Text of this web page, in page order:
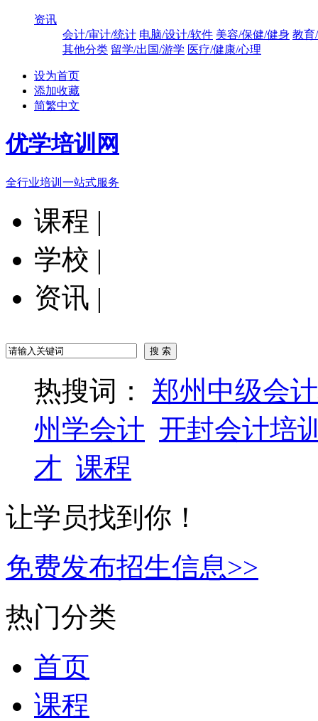
资讯
会计/审计/统计 电脑/设计/软件 美容/保健/健身 教育
其他分类 留学/出国/游学 医疗/健康/心理
设为首页
添加收藏
简繁中文
优学培训网
全行业培训一站式服务
课程 |
学校 |
资讯 |
热搜词： 郑州中级会
州学会计 开封会计培
才 课程
让学员找到你！
免费发布招生信息>>
热门分类
首页
课程